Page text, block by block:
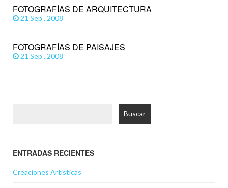
FOTOGRAFÍAS DE ARQUITECTURA
21 Sep , 2008
FOTOGRAFÍAS DE PAISAJES
21 Sep , 2008
ENTRADAS RECIENTES
Creaciones Artísticas